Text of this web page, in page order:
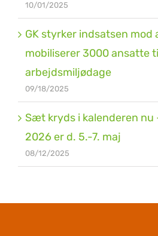
10/01/2025
GK styrker indsatsen mod
mobiliserer 3000 ansatte
arbejdsmiljødage
09/18/2025
Sæt kryds i kalenderen nu
2026 er d. 5.-7. maj
08/12/2025